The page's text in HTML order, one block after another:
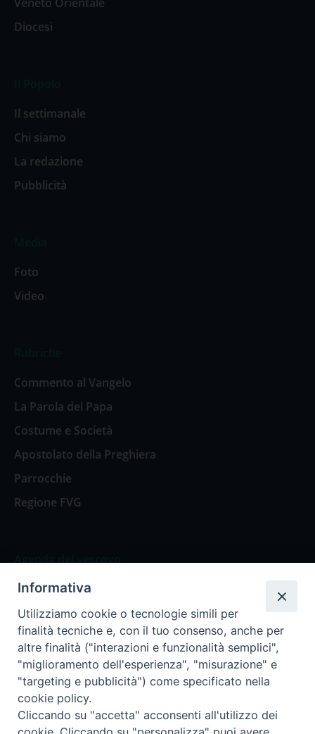
Diocesi
Il settimanale
Chi siamo
La redazione
Pubblicità
Foto
Video
Commento al Vangelo
La Parola del Papa
Costume e Società
Apostolato della Preghiera
Parrocchie
Regione FVG
Agenda del vescovo
Agenda del vescovo
Privacy Policy Trasparenza
Termini e Condizioni
Informativa
Utilizziamo cookie o tecnologie simili per
finalità tecniche e, con il tuo consenso, anche per
altre finalità ("interazioni e funzionalità semplici",
"miglioramento dell'esperienza", "misurazione" e
"targeting e pubblicità") come specificato nella
cookie policy.
Cliccando su "accetta" acconsenti all'utilizzo dei